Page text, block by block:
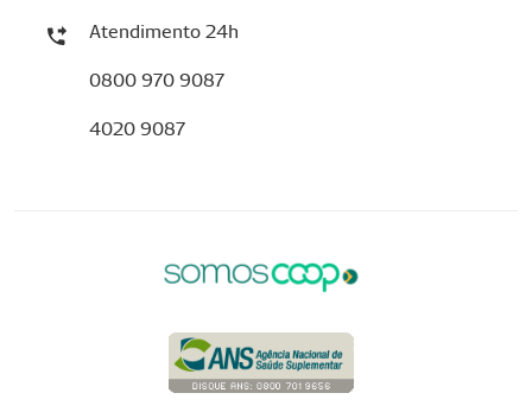
Atendimento 24h
0800 970 9087
4020 9087